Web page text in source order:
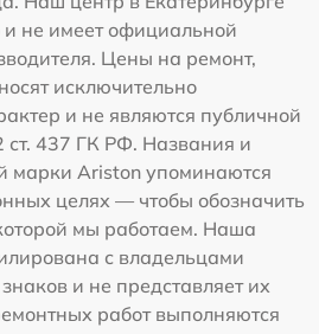
и не имеет официальной
Цены на ремонт,
исключительно
и не являются публичной
ст. 437 ГК РФ. Названия и
марки Ariston упоминаются
целях — чтобы обозначить
мы работаем. Наша
с владельцами
и не представляет их
работ выполняются